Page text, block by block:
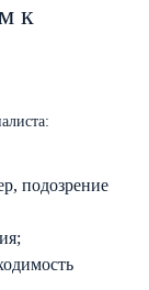
к
подозрение